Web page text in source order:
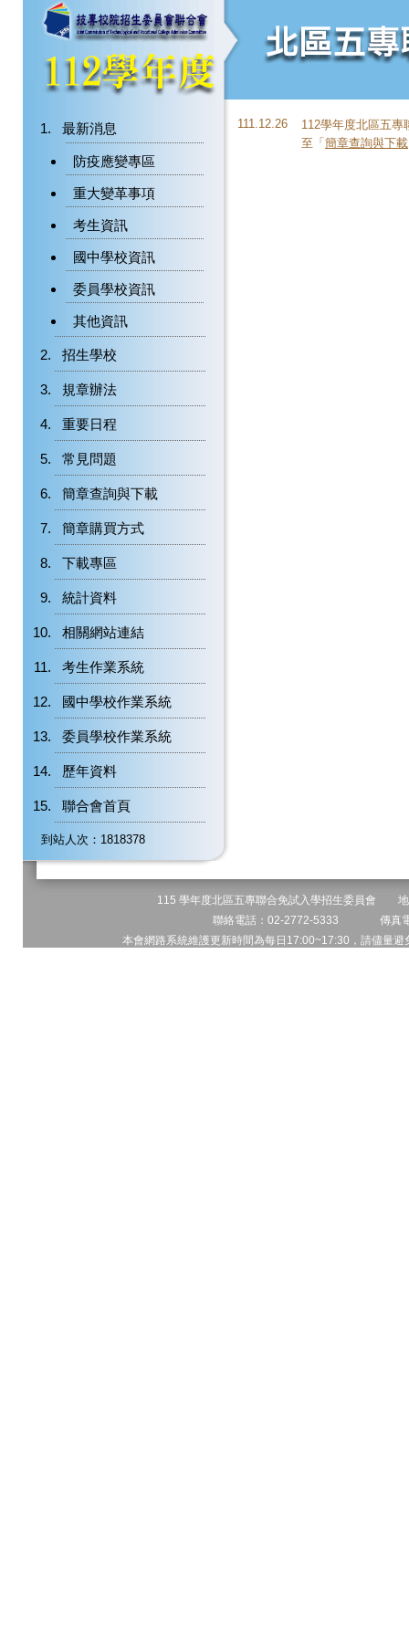
最新消息
防疫應變專區
重大變革事項
考生資訊
國中學校資訊
委員學校資訊
其他資訊
招生學校
規章辦法
重要日程
常見問題
簡章查詢與下載
簡章購買方式
下載專區
統計資料
相關網站連結
考生作業系統
國中學校作業系統
委員學校作業系統
歷年資料
聯合會首頁
到站人次：1818378
111.12.26
112學年度北區五專
至「 簡章查詢與下載
115 學年度北區五專聯合免試入學招生委員會 地
聯絡電話：02-2772-5333 傳真
本會網路系統維護更新時間為每日17:00~17:30，請儘量